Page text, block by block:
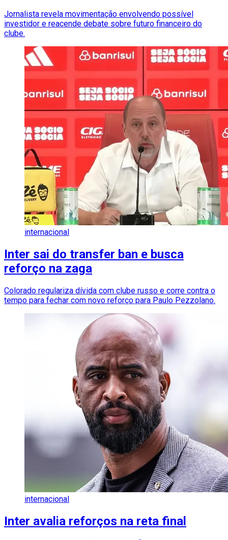
Jornalista revela movimentação envolvendo possível
investidor e reacende debate sobre futuro financeiro do
clube.
internacional
Inter sai do transfer ban e busca
reforço na zaga
Colorado regulariza dívida com clube russo e corre contra o
tempo para fechar com novo reforço para Paulo Pezzolano.
internacional
Inter avalia reforços na reta final